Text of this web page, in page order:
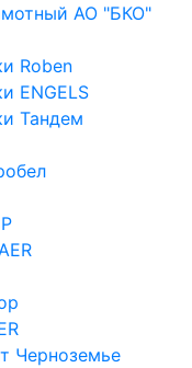
АО "БКО"
Roben
ENGELS
Тандем
Черноземье